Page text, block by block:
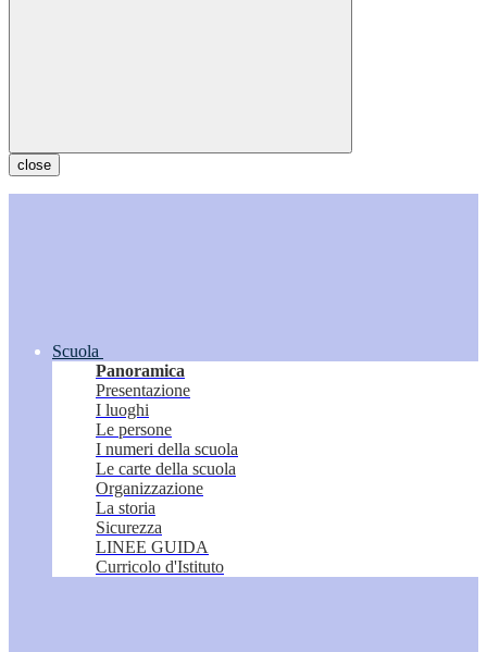
close
Scuola
Panoramica
Presentazione
I luoghi
Le persone
I numeri della scuola
Le carte della scuola
Organizzazione
La storia
Sicurezza
LINEE GUIDA
Curricolo d'Istituto